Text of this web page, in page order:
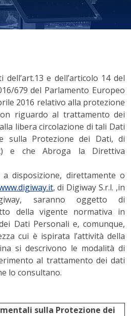
e dell’articolo 14 del
679 del Parlamento Europeo
2016 relativo alla protezione
riguardo al trattamento dei
libera circolazione di tali Dati
sulla Protezione dei Dati, di
e che Abroga la Direttiva
disposizione, direttamente o
,di Digiway S.r.l. ,in
saranno oggetto di
della vigente normativa in
Dati Personali e, comunque,
cui è ispirata l’attività della
si descrivono le modalità di
al trattamento dei dati
lo consultano.
sulla Protezione dei